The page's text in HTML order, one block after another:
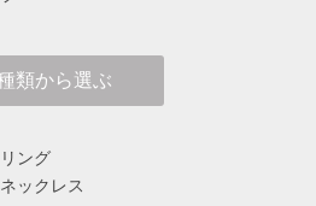
類から選ぶ
ング
ックレス